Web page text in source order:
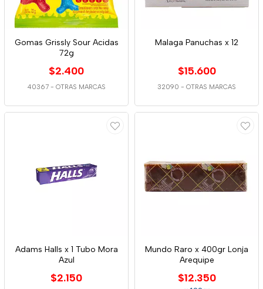
Gomas Grissly Sour Acidas
72g
$2.400
40367 - OTRAS MARCAS
Malaga Panuchas x 12
$15.600
32090 - OTRAS MARCAS
Adams Halls x 1 Tubo Mora
Azul
$2.150
Mundo Raro x 400gr Lonja
Arequipe
$12.350